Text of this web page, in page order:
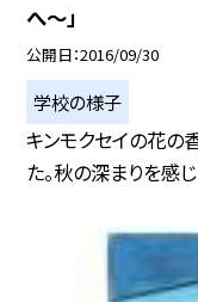
へ〜」
公開日 2016/09/30
学校の様子
キンモクセイの花の
た。秋の深まりを感じ